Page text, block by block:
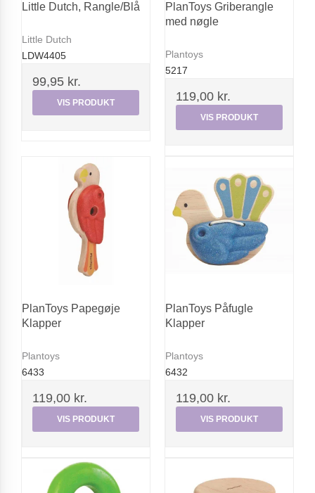
Little Dutch, Rangle/Blå
Little Dutch
LDW4405
99,95 kr.
VIS PRODUKT
PlanToys Griberangle
med nøgle
Plantoys
5217
119,00 kr.
VIS PRODUKT
PlanToys Papegøje
Klapper
Plantoys
6433
119,00 kr.
VIS PRODUKT
PlanToys Påfugle
Klapper
Plantoys
6432
119,00 kr.
VIS PRODUKT